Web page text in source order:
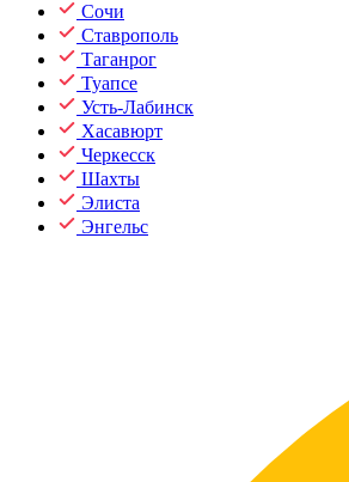
Сочи
Ставрополь
Таганрог
Туапсе
Усть-Лабинск
Хасавюрт
Черкесск
Шахты
Элиста
Энгельс